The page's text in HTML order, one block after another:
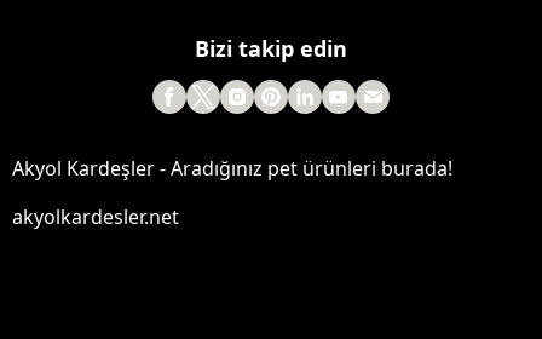
Bizi takip edin
Akyol Kardeşler - Aradığınız pet ürünleri burada!
akyolkardesler.net